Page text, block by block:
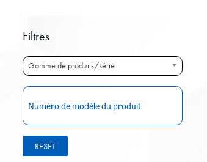
Filtres
Gamme de produits/série
RESET